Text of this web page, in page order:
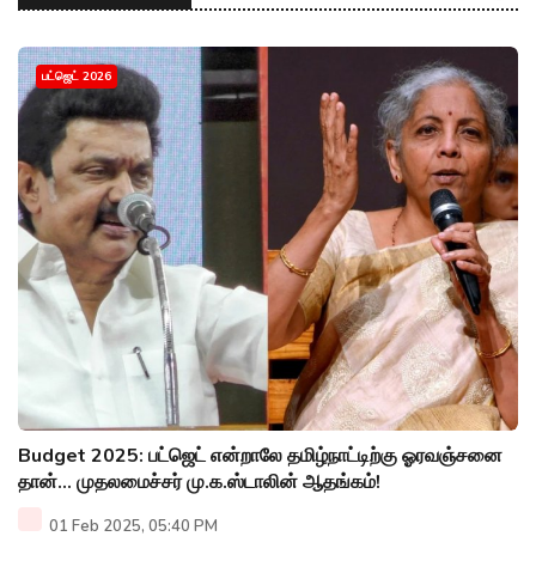
பட்ஜெட் 2026
Budget 2025: பட்ஜெட் என்றாலே தமிழ்நாட்டிற்கு ஓரவஞ்சனை
தான்... முதலமைச்சர் மு.க.ஸ்டாலின் ஆதங்கம்!
01 Feb 2025, 05:40 PM